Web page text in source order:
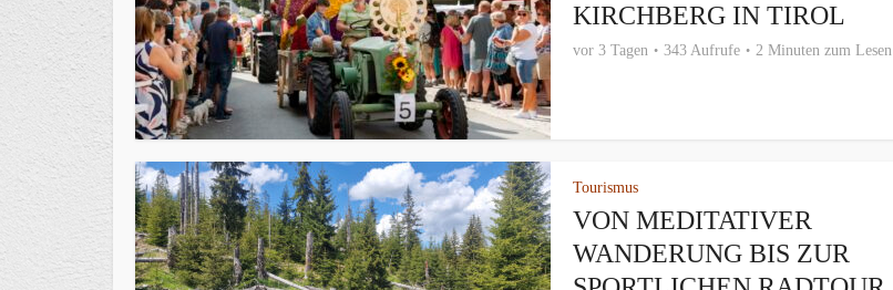
KIRCHBERG IN TIROL
vor 3 Tagen 343 Aufrufe 2 Minuten zum Lesen
Tourismus
VON MEDITATIVER
WANDERUNG BIS ZUR